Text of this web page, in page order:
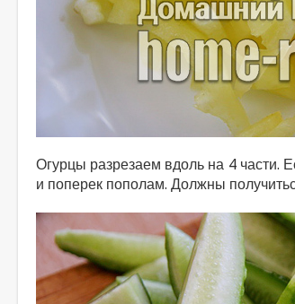
Огурцы разрезаем вдоль на 4 части.
и поперек пополам. Должны